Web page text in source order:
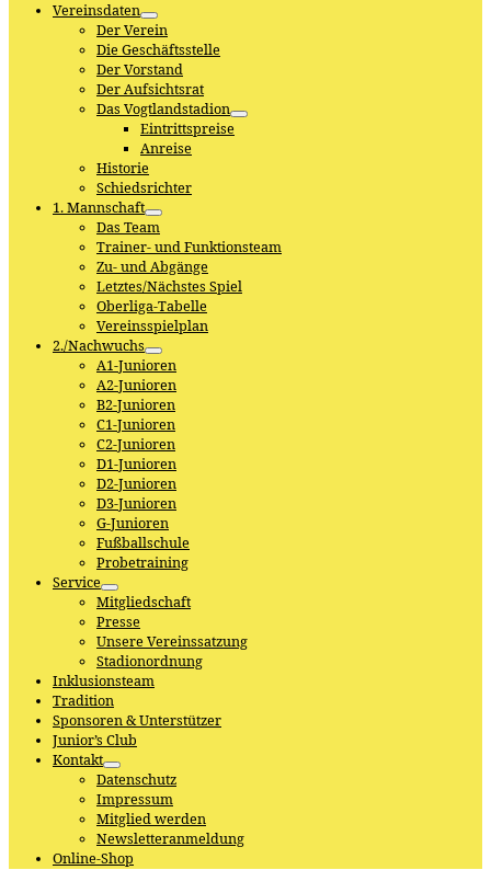
Vereinsdaten
Der Verein
Die Geschäftsstelle
Der Vorstand
Der Aufsichtsrat
Das Vogtlandstadion
Eintrittspreise
Anreise
Historie
Schiedsrichter
1. Mannschaft
Das Team
Trainer- und Funktionsteam
Zu- und Abgänge
Letztes/Nächstes Spiel
Oberliga-Tabelle
Vereinsspielplan
2./Nachwuchs
A1-Junioren
A2-Junioren
B2-Junioren
C1-Junioren
C2-Junioren
D1-Junioren
D2-Junioren
D3-Junioren
G-Junioren
Fußballschule
Probetraining
Service
Mitgliedschaft
Presse
Unsere Vereinssatzung
Stadionordnung
Inklusionsteam
Tradition
Sponsoren & Unterstützer
Junior’s Club
Kontakt
Datenschutz
Impressum
Mitglied werden
Newsletteranmeldung
Online-Shop